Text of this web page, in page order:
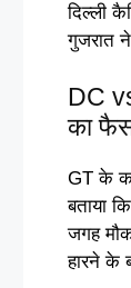
दिल्ली
गुजरात
DC
का
GT के
बताया
जगह
हारने के